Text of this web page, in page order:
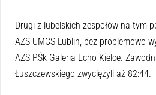
Drugi z lubelskich zespołów na tym
AZS UMCS Lublin, bez problemowo
AZS PŚk Galeria Echo Kielce.
Łuszczewskiego zwyciężyli aż 82:44.